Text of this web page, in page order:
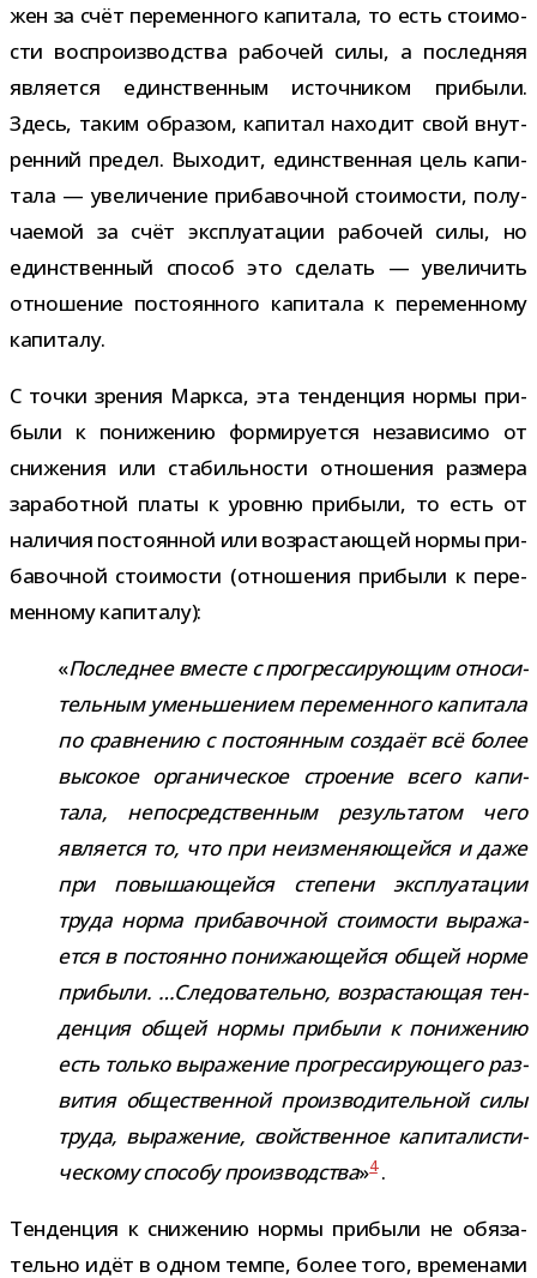
жен за счёт пере­мен­ного капи­тала, то есть сто­и­мо­
сти вос­про­из­вод­ства рабо­чей силы, а послед­няя
явля­ется един­ствен­ным источ­ни­ком при­были.
Здесь, таким обра­зом, капи­тал нахо­дит свой внут­
рен­ний пре­дел. Выходит, един­ствен­ная цель капи­
тала — уве­ли­че­ние при­ба­воч­ной сто­и­мо­сти, полу­
ча­е­мой за счёт экс­плу­а­та­ции рабо­чей силы, но
един­ствен­ный спо­соб это сде­лать — уве­ли­чить
отно­ше­ние посто­ян­ного капи­тала к пере­мен­ному
капиталу.
С точки зре­ния Маркса, эта тен­ден­ция нормы при­
были к пони­же­нию фор­ми­ру­ется неза­ви­симо от
сни­же­ния или ста­биль­но­сти отно­ше­ния раз­мера
зара­бот­ной платы к уровню при­были, то есть от
нали­чия посто­ян­ной или воз­рас­та­ю­щей нормы при­
ба­воч­ной сто­и­мо­сти (отно­ше­ния при­были к пере­
мен­ному капиталу):
«Последнее вме­сте с про­грес­си­ру­ю­щим отно­си­
тель­ным умень­ше­нием пере­мен­ного капи­тала
по срав­не­нию с посто­ян­ным создаёт всё более
высо­кое орга­ни­че­ское стро­е­ние всего капи­
тала, непо­сред­ствен­ным резуль­та­том чего
явля­ется то, что при неиз­ме­ня­ю­щейся и даже
при повы­ша­ю­щейся сте­пени экс­плу­а­та­ции
труда норма при­ба­воч­ной сто­и­мо­сти выра­жа­
ется в посто­янно пони­жа­ю­щейся общей норме
при­были. …Следовательно, воз­рас­та­ю­щая тен­
ден­ция общей нормы при­были к пони­же­нию
есть только выра­же­ние про­грес­си­ру­ю­щего раз­
ви­тия обще­ствен­ной про­из­во­ди­тель­ной силы
труда, выра­же­ние, свой­ствен­ное капи­та­ли­сти­
че­скому спо­собу про­из­вод­ства»4.
Тенденция к сни­же­нию нормы при­были не обя­за­
тельно идёт в одном темпе, более того, вре­ме­нами